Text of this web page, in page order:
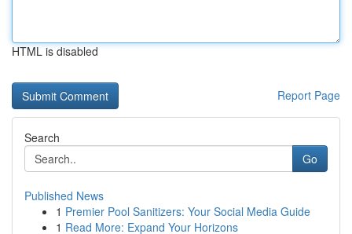
HTML is disabled
Report Page
Search
Go
Published News
1 Premier Pool Sanitizers: Your Social Media Guide
1 Read More: Expand Your Horizons